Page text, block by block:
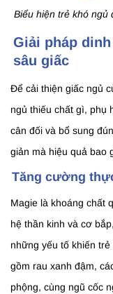
Biểu hiện trẻ khó ngủ
Giải pháp
sâu giấc
Để cải thiện giấc ngủ
ngủ thiếu chất gì, phụ
cân đối và bổ sung
giản mà hiệu quả bao
Tăng cường
Magie là khoáng chất
hệ thần kinh và cơ
những yếu tố khiến
gồm rau xanh đậm,
phộng, cùng ngũ cốc